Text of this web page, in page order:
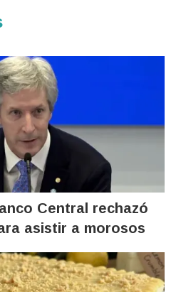
Central rechazó
asistir a morosos